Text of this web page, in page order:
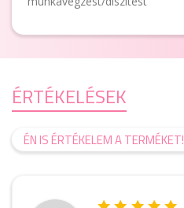
ÉRTÉKELÉSEK
ÉN IS ÉRTÉKELEM A TERMÉKET!